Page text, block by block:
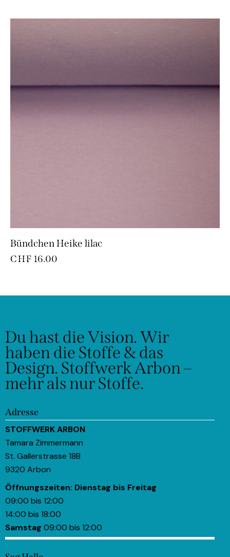
Bündchen Heike lilac
CHF 16.00
Du hast die Vision.Wir
haben die Stoffe & das
Design. Stoffwerk Arbon –
mehr als nur Stoffe.
Adresse
STOFFWERK ARBON
Tamara Zimmermann
St. Gallerstrasse 18B
9320 Arbon
Öffnungszeiten: Dienstag bis Freitag
09:00 bis 12:00
14:00 bis 18:00
Samstag 09:00 bis 12:00